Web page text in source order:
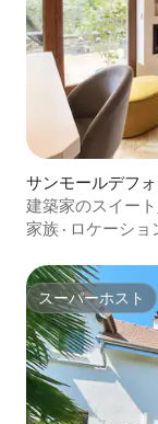
サンモールデフ
建築家のスイー
名様
家族 · ロケーショ
スーパーホスト
スーパーホスト